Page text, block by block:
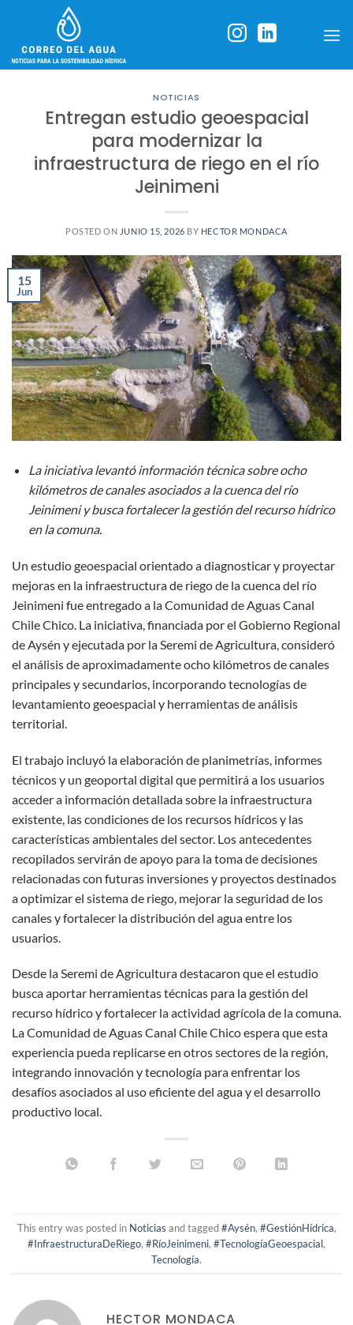
content
NOTICIAS
Entregan estudio geoespacial
para modernizar la
infraestructura de riego en el río
Jeinimeni
POSTED ON JUNIO 15, 2026 BY HECTOR MONDACA
15
Jun
La iniciativa levantó información técnica sobre ocho
kilómetros de canales asociados a la cuenca del río
Jeinimeni y busca fortalecer la gestión del recurso hídrico
en la comuna.
Un estudio geoespacial orientado a diagnosticar y proyectar
mejoras en la infraestructura de riego de la cuenca del río
Jeinimeni fue entregado a la Comunidad de Aguas Canal
Chile Chico. La iniciativa, financiada por el Gobierno Regional
de Aysén y ejecutada por la Seremi de Agricultura, consideró
el análisis de aproximadamente ocho kilómetros de canales
principales y secundarios, incorporando tecnologías de
levantamiento geoespacial y herramientas de análisis
territorial.
El trabajo incluyó la elaboración de planimetrías, informes
técnicos y un geoportal digital que permitirá a los usuarios
acceder a información detallada sobre la infraestructura
existente, las condiciones de los recursos hídricos y las
características ambientales del sector. Los antecedentes
recopilados servirán de apoyo para la toma de decisiones
relacionadas con futuras inversiones y proyectos destinados
a optimizar el sistema de riego, mejorar la seguridad de los
canales y fortalecer la distribución del agua entre los
usuarios.
Desde la Seremi de Agricultura destacaron que el estudio
busca aportar herramientas técnicas para la gestión del
recurso hídrico y fortalecer la actividad agrícola de la comuna.
La Comunidad de Aguas Canal Chile Chico espera que esta
experiencia pueda replicarse en otros sectores de la región,
integrando innovación y tecnología para enfrentar los
desafíos asociados al uso eficiente del agua y el desarrollo
productivo local.
This entry was posted in Noticias and tagged#Aysén, #GestiónHídrica,
#InfraestructuraDeRiego, #RíoJeinimeni, #TecnologíaGeoespacial,
Tecnología.
HECTOR MONDACA